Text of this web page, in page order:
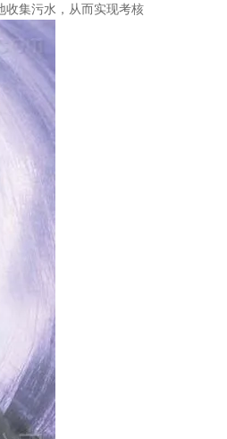
收集污水，从而实现考核